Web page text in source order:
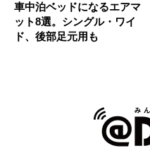
車中泊ベッドになるエアマ
ット8選。シングル・ワイ
ド、後部足元用も